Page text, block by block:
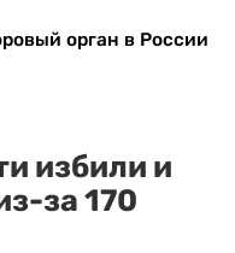
орган в России
избили и
за 170